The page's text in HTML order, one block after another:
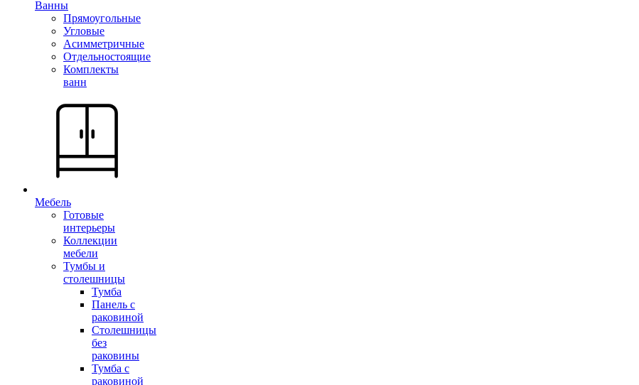
Ванны
Прямоугольные
Угловые
Асимметричные
Отдельностоящие
Комплекты
ванн
Мебель
Готовые
интерьеры
Коллекции
мебели
Тумбы и
столешницы
Тумба
Панель с
раковиной
Столешницы
без
раковины
Тумба с
раковиной